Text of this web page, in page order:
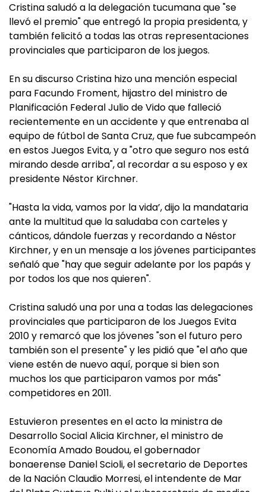
Cristina saludó a la delegación tucumana que "se
llevó el premio" que entregó la propia presidenta, y
también felicitó a todas las otras representaciones
provinciales que participaron de los juegos.
En su discurso Cristina hizo una mención especial
para Facundo Froment, hijastro del ministro de
Planificación Federal Julio de Vido que falleció
recientemente en un accidente y que entrenaba al
equipo de fútbol de Santa Cruz, que fue subcampeón
en estos Juegos Evita, y a "otro que seguro nos está
mirando desde arriba", al recordar a su esposo y ex
presidente Néstor Kirchner.
"Hasta la vida, vamos por la vida’, dijo la mandataria
ante la multitud que la saludaba con carteles y
cánticos, dándole fuerzas y recordando a Néstor
Kirchner, y en un mensaje a los jóvenes participantes
señaló que "hay que seguir adelante por los papás y
por todos los que nos quieren".
Cristina saludó una por una a todas las delegaciones
provinciales que participaron de los Juegos Evita
2010 y remarcó que los jóvenes "son el futuro pero
también son el presente" y les pidió que "el año que
viene estén de nuevo aquí, porque si bien son
muchos los que participaron vamos por más"
competidores en 2011.
Estuvieron presentes en el acto la ministra de
Desarrollo Social Alicia Kirchner, el ministro de
Economía Amado Boudou, el gobernador
bonaerense Daniel Scioli, el secretario de Deportes
de la Nación Claudio Morresi, el intendente de Mar